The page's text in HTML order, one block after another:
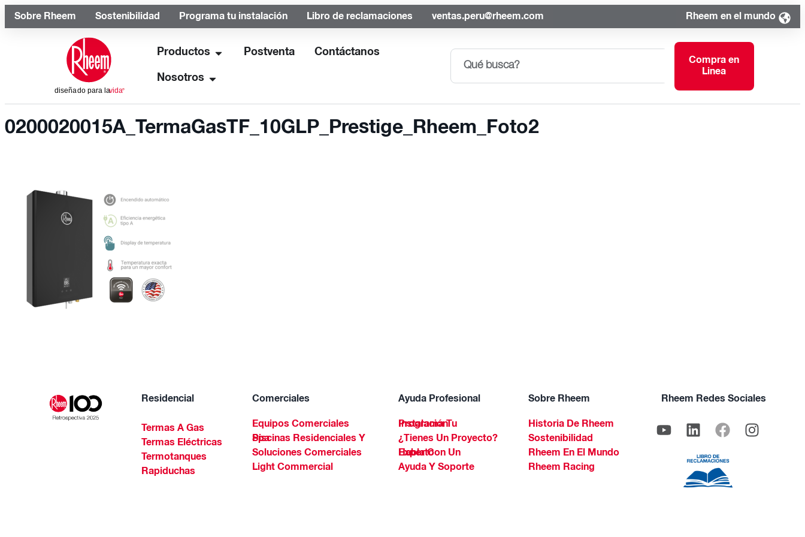
Sobre Rheem Sostenibilidad Programa tu instalación Libro de reclamaciones ventas.peru@rheem.com Rheem en el mundo
Productos Postventa Contáctanos
Nosotros
Compra en
Linea
0200020015A_TermaGasTF_10GLP_Prestige_Rheem_Foto2
Residencial
Termas A Gas
Termas Eléctricas
Termotanques
Rapiduchas
Comerciales
Equipos Comerciales
Piscinas Residenciales Y Spa
Soluciones Comerciales
Light Commercial
Ayuda Profesional
Programa Tu Instalación
¿Tienes Un Proyecto?
Habla Con Un Experto
Ayuda Y Soporte
Sobre Rheem
Historia De Rheem
Sostenibilidad
Rheem En El Mundo
Rheem Racing
Rheem Redes Sociales